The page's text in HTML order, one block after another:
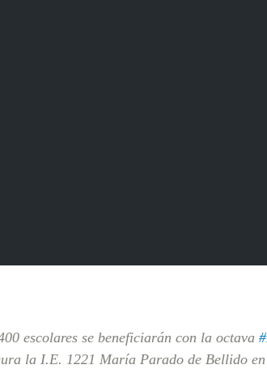
escolares se beneficiarán con la octava
la I.E. 1221 María Parado de Bellido